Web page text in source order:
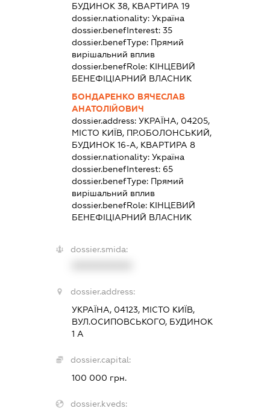
БУДИНОК 38, КВАРТИРА 19
dossier.nationality: Україна
dossier.benefInterest: 35
dossier.benefType: Прямий
вирішальний вплив
dossier.benefRole: КІНЦЕВИЙ
БЕНЕФІЦІАРНИЙ ВЛАСНИК
БОНДАРЕНКО ВЯЧЕСЛАВ
АНАТОЛІЙОВИЧ
dossier.address: УКРАЇНА, 04205,
МІСТО КИЇВ, ПР.ОБОЛОНСЬКИЙ,
БУДИНОК 16-А, КВАРТИРА 8
dossier.nationality: Україна
dossier.benefInterest: 65
dossier.benefType: Прямий
вирішальний вплив
dossier.benefRole: КІНЦЕВИЙ
БЕНЕФІЦІАРНИЙ ВЛАСНИК
dossier.smida:
dossier.address:
УКРАЇНА, 04123, МІСТО КИЇВ,
ВУЛ.ОСИПОВСЬКОГО, БУДИНОК
1 А
dossier.capital:
100 000 грн.
dossier.kveds: